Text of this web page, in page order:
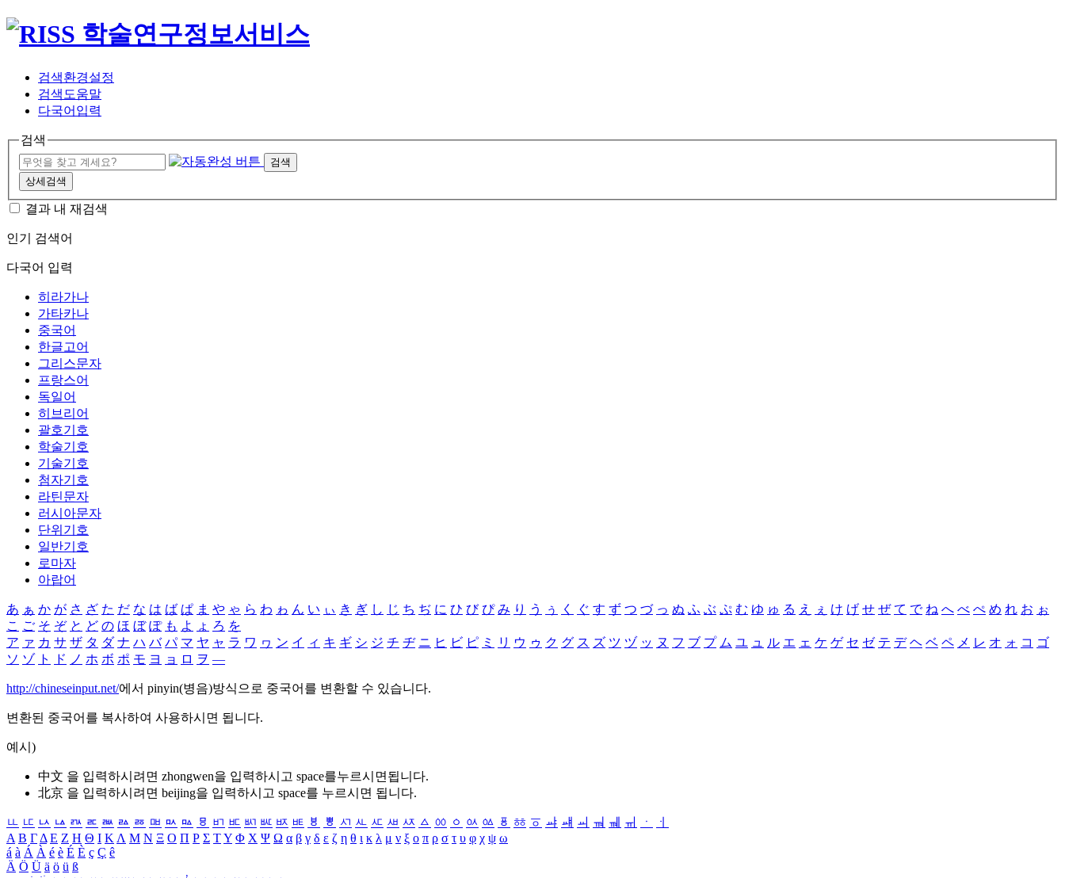
검색환경설정
검색도움말
다국어입력
검색
검색
상세검색
결과 내 재검색
인기 검색어
다국어 입력
히라가나
가타카나
중국어
한글고어
그리스문자
프랑스어
독일어
히브리어
괄호기호
학술기호
기술기호
첨자기호
라틴문자
러시아문자
단위기호
일반기호
로마자
아랍어
あ ぁ か が さ ざ た だ な は ば ぱ ま や ゃ ら わ ゎ ん い ぃ き ぎ し じ ち ぢ に ひ び ぴ み り う ぅ く ぐ す ず つ づ っ ぬ ふ ぶ ぷ む ゆ ゅ る え ぇ け げ せ ぜ て で ね へ べ ぺ め れ お ぉ
こ ご そ ぞ と ど の ほ ぼ ぽ も よ ょ ろ を
ア ァ カ サ ザ タ ダ ナ ハ バ パ マ ヤ ャ ラ ワ ヮ ン イ ィ キ ギ シ ジ チ ヂ ニ ヒ ビ ピ ミ リ ウ ゥ ク グ ス ズ ツ ヅ ッ ヌ フ ブ プ ム ユ ュ ル エ ェ ケ ゲ セ ゼ テ デ ヘ ベ ペ メ レ オ ォ コ ゴ
ソ ゾ ト ド ノ ホ ボ ポ モ ヨ ョ ロ ヲ ―
http://chineseinput.net/에서 pinyin(병음)방식으로 중국어를 변환할 수 있습니다.
변환된 중국어를 복사하여 사용하시면 됩니다.
예시)
中文 을 입력하시려면 zhongwen을 입력하시고 space를누르시면됩니다.
北京 을 입력하시려면 beijing을 입력하시고 space를 누르시면 됩니다.
ㅥ ㅦ ㅧ ㅨ ㅩ ㅪ ㅫ ㅬ ㅭ ㅮ ㅯ ㅰ ㅱ ㅲ ㅳ ㅴ ㅵ ㅶ ㅷ ㅸ ㅹ ㅺ ㅻ ㅼ ㅽ ㅾ ㅿ ㆀ ㆁ ㆂ ㆃ ㆄ ㆅ ㆆ ㆇ ㆈ ㆉ ㆊ ㆋ ㆌ ㆍ
ㆎ
Α Β ΓΔ Ε Ζ Η Θ Ι ΚΛ Μ Ν Ξ Ο Π Ρ Σ ΤΥ Φ Χ Ψ Ω α β γ δ ε ζ η θ ι κ λ μ ν ξ ο π ρ σ τ υ φ χ ψ ω
á à Á À é è É È ç Ç ê
Ä Ö Ü ä ö ü ß